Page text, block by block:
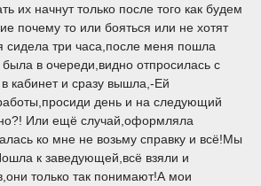
их начнут только после того как будем
почему то или бояться или не хотят
сидела три часа,после меня пошла
в очереди,видно отпросилась с
кабинет и сразу вышла,-Ей
день и на следующий
Или ещё случай,оформляла
ко мне не возьму справку и всё!Мы
к заведующей,всё взяли и
только так понимают!А мои